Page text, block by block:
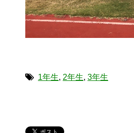
1年生, 2年生, 3年生